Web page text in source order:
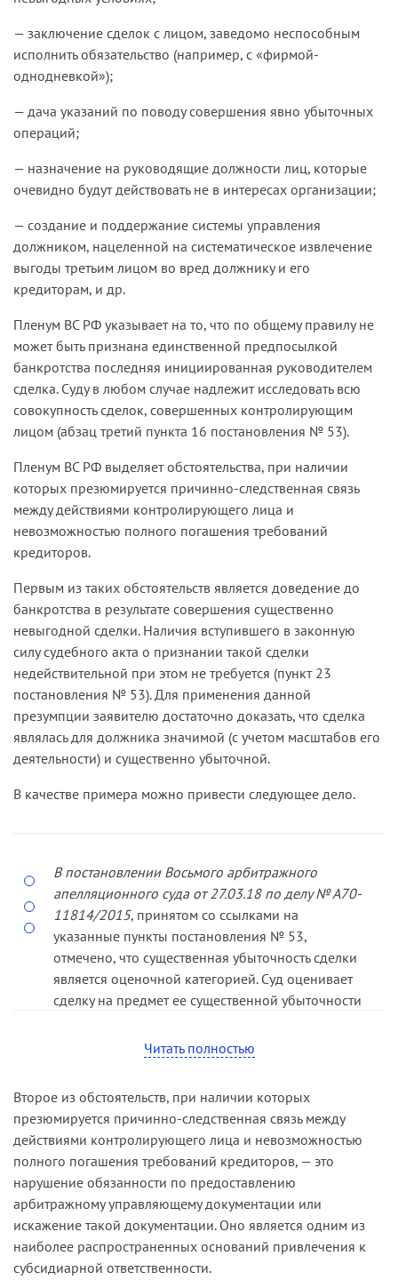
— заключение сделок с лицом, заведомо неспособным
исполнить обязательство (например, с «фирмой-
однодневкой»);
— дача указаний по поводу совершения явно убыточных
операций;
— назначение на руководящие должности лиц, которые
очевидно будут действовать не в интересах организации;
— создание и поддержание системы управления
должником, нацеленной на систематическое извлечение
выгоды третьим лицом во вред должнику и его
кредиторам, и др.
Пленум ВС РФ указывает на то, что по общему правилу не
может быть признана единственной предпосылкой
банкротства последняя инициированная руководителем
сделка. Суду в любом случае надлежит исследовать всю
совокупность сделок, совершенных контролирующим
лицом (абзац третий пункта 16 постановления № 53).
Пленум ВС РФ выделяет обстоятельства, при наличии
которых презюмируется причинно-следственная связь
между действиями контролирующего лица и
невозможностью полного погашения требований
кредиторов.
Первым из таких обстоятельств является доведение до
банкротства в результате совершения существенно
невыгодной сделки. Наличия вступившего в законную
силу судебного акта о признании такой сделки
недействительной при этом не требуется (пункт 23
постановления № 53). Для применения данной
презумпции заявителю достаточно доказать, что сделка
являлась для должника значимой (с учетом масштабов его
деятельности) и существенно убыточной.
В качестве примера можно привести следующее дело.
В постановлении Восьмого арбитражного
апелляционного суда от 27.03.18 по делу № А70-
11814/2015, принятом со ссылками на
указанные пункты постановления № 53,
отмечено, что существенная убыточность сделки
является оценочной категорией. Суд оценивает
сделку на предмет ее существенной убыточности
займодавцем (общество-1) в лице М. договора
займа № 01/06-2013 привело к тому, что
должник лишился значительной денежной
суммы 28 177 186 руб. 84 коп., которая не была
возвращена заемщиком (общество-2) в
результате ликвидации в 2014 году. При этом в
рамках данного обособленного спора М. не
опровергла выводы, содержащиеся в
постановлении апелляционного суда от
Читать полностью
Второе из обстоятельств, при наличии которых
презюмируется причинно-следственная связь между
действиями контролирующего лица и невозможностью
полного погашения требований кредиторов, — это
нарушение обязанности по предоставлению
арбитражному управляющему документации или
искажение такой документации. Оно является одним из
наиболее распространенных оснований привлечения к
субсидиарной ответственности.